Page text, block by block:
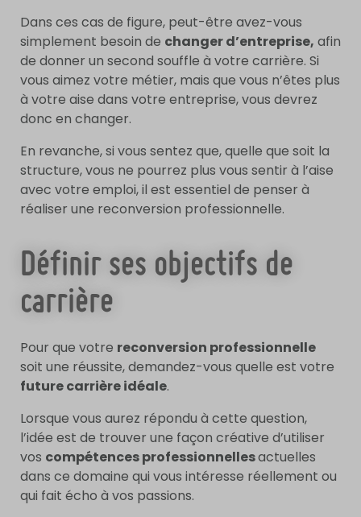
Dans ces cas de figure, peut-être avez-vous
simplement besoin de changer d’entreprise, afin
de donner un second souffle à votre carrière. Si
vous aimez votre métier, mais que vous n’êtes plus
à votre aise dans votre entreprise, vous devrez
donc en changer.
En revanche, si vous sentez que, quelle que soit la
structure, vous ne pourrez plus vous sentir à l’aise
avec votre emploi, il est essentiel de penser à
réaliser une reconversion professionnelle.
Définir ses objectifs de
carrière
Pour que votre reconversion professionnelle
soit une réussite, demandez-vous quelle est votre
future carrière idéale.
Lorsque vous aurez répondu à cette question,
l’idée est de trouver une façon créative d’utiliser
vos compétences professionnellesactuelles
dans ce domaine qui vous intéresse réellement ou
qui fait écho à vos passions.